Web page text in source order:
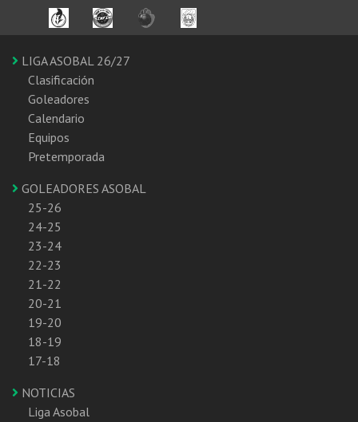
LIGA ASOBAL 26/27
Clasificación
Goleadores
Calendario
Equipos
Pretemporada
GOLEADORES ASOBAL
25-26
24-25
23-24
22-23
21-22
20-21
19-20
18-19
17-18
NOTICIAS
Liga Asobal